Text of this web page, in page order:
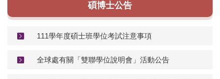
碩博士公告
111學年度碩士班學位考試注意事項
全球處有關「雙聯學位說明會」活動公告